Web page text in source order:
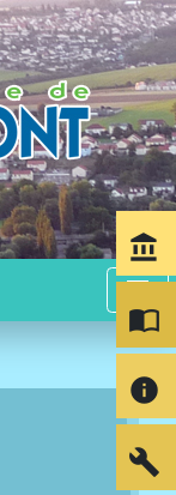
menu
account_balance
import_contacts
info
build